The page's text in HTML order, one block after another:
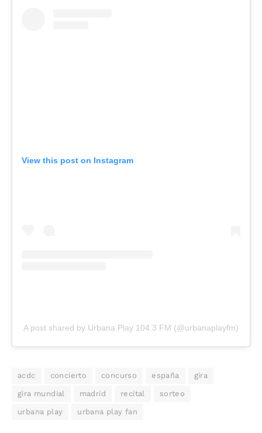
View this post on Instagram
A post shared by Urbana Play 104.3 FM (@urbanaplayfm)
acdc concierto concurso españa gira
gira mundial madrid recital sorteo
urbana play urbana play fan